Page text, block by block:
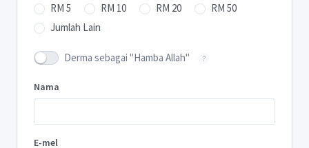
RM 5 RM 10 RM 20
RM 50
Jumlah Lain
Derma sebagai "Hamba Allah" ?
Nama
E-mel